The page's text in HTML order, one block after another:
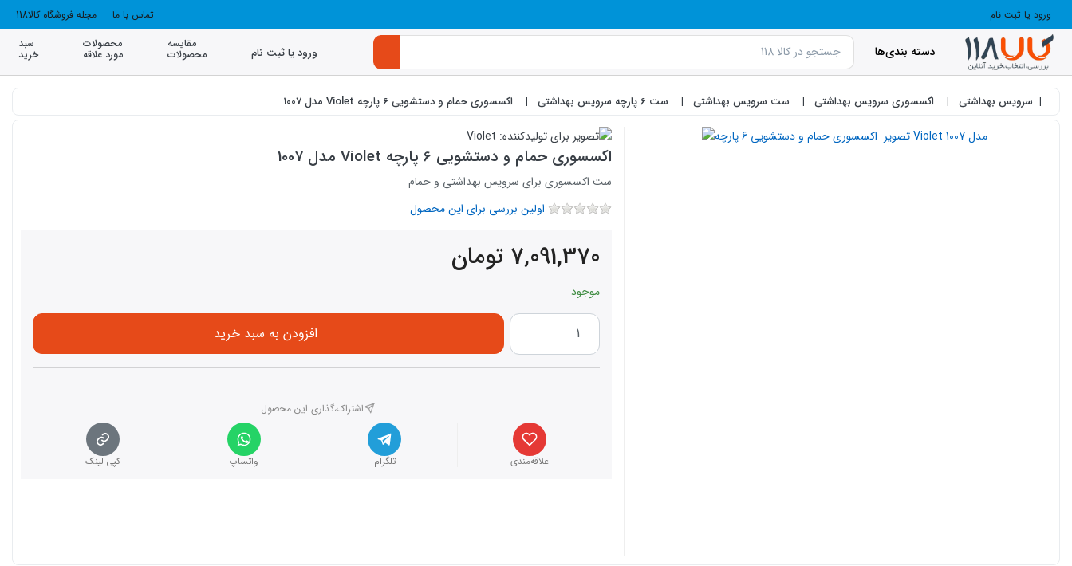
ورود یا ثبت نام تماس با ما مجله فروشگاه کالا118
دسته بندی‌ها ورود یا ثبت نام
مقایسه
محصولات
محصولات
مورد علاقه
سبد
خرید
سرویس بهداشتی اکسسوری سرویس بهداشتی ست سرویس بهداشتی ست 6 پارچه سرویس بهداشتی اکسسوری حمام و دستشویی 6 پارچه Violet مدل 1007
اکسسوری حمام و دستشویی 6 پارچه Violet مدل 1007
ست اکسسوری برای سرویس بهداشتی و حمام
اولین بررسی برای این محصول
7,091,370 تومان
موجود
افزودن به سبد خرید
اشتراک،گذاری این محصول‌:
علاقه‌مندی تلگرام واتساپ کپی لینک